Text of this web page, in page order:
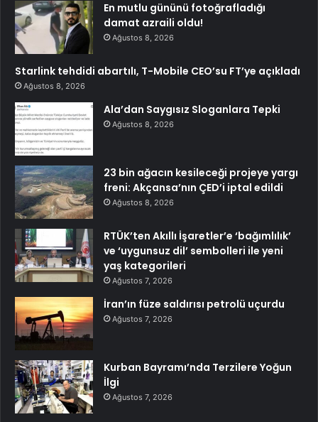
En mutlu gününü fotoğrafladığı
damat azraili oldu!
Ağustos 8, 2026
Starlink tehdidi abartılı, T-Mobile CEO’su FT’ye açıkladı
Ağustos 8, 2026
Ala’dan Saygısız Sloganlara Tepki
Ağustos 8, 2026
23 bin ağacın kesileceği projeye yargı
freni: Akçansa’nın ÇED’i iptal edildi
Ağustos 8, 2026
RTÜK’ten Akıllı İşaretler’e ‘bağımlılık’
ve ‘uygunsuz dil’ sembolleri ile yeni
yaş kategorileri
Ağustos 7, 2026
İran’ın füze saldırısı petrolü uçurdu
Ağustos 7, 2026
Kurban Bayramı’nda Terzilere Yoğun
İlgi
Ağustos 7, 2026